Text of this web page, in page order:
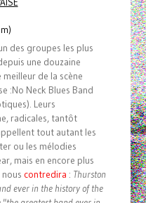
des groupes les plus
une douzaine
de la scène
:No Neck Blues Band
Leurs
radicales, tantôt
tout autant les
ou les mélodies
mais en encore plus
contredira : Thurston
ever in the history of the